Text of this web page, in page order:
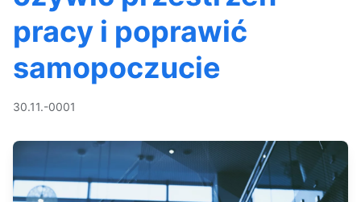
pracy i poprawić
samopoczucie
30.11.-0001